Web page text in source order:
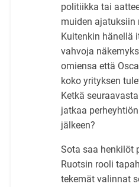
politiikka tai
muiden ajatuksiin
Kuitenkin hänellä
vahvoja
omiensa että
koko yrityksen
Ketkä
jatkaa
jälkeen?
Sota saa henkilöt
Ruotsin rooli
tekemät valinnat